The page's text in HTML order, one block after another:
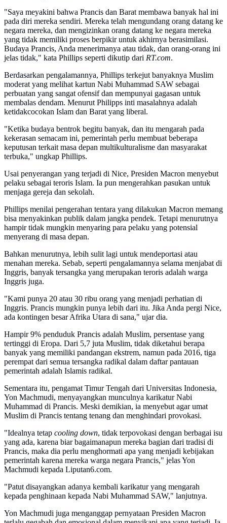
"Saya meyakini bahwa Prancis dan Barat membawa banyak hal ini
pada diri mereka sendiri. Mereka telah mengundang orang datang ke
negara mereka, dan mengizinkan orang datang ke negara mereka
yang tidak memiliki proses berpikir untuk akhirnya berasimilasi.
Budaya Prancis, Anda menerimanya atau tidak, dan orang-orang ini
jelas tidak," kata Phillips seperti dikutip dari RT.com.
Berdasarkan pengalamannya, Phillips terkejut banyaknya Muslim
moderat yang melihat kartun Nabi Muhammad SAW sebagai
perbuatan yang sangat ofensif dan mempunyai gagasan untuk
membalas dendam. Menurut Philipps inti masalahnya adalah
ketidakcocokan Islam dan Barat yang liberal.
"Ketika budaya bentrok begitu banyak, dan itu mengarah pada
kekerasan semacam ini, pemerintah perlu membuat beberapa
keputusan terkait masa depan multikulturalisme dan masyarakat
terbuka," ungkap Phillips.
Usai penyerangan yang terjadi di Nice, Presiden Macron menyebut
pelaku sebagai teroris Islam. Ia pun mengerahkan pasukan untuk
menjaga gereja dan sekolah.
Phillips menilai pengerahan tentara yang dilakukan Macron memang
bisa menyakinkan publik dalam jangka pendek. Tetapi menurutnya
hampir tidak mungkin menyaring para pelaku yang potensial
menyerang di masa depan.
Bahkan menurutnya, lebih sulit lagi untuk mendeportasi atau
menahan mereka. Sebab, seperti pengalamannya selama menjabat di
Inggris, banyak tersangka yang merupakan teroris adalah warga
Inggris juga.
"Kami punya 20 atau 30 ribu orang yang menjadi perhatian di
Inggris. Prancis mungkin punya lebih dari itu. Jika Anda pergi Nice,
ada kontingen besar Afrika Utara di sana," ujar dia.
Hampir 9% penduduk Prancis adalah Muslim, persentase yang
tertinggi di Eropa. Dari 5,7 juta Muslim, tidak diketahui berapa
banyak yang memiliki pandangan ekstrem, namun pada 2016, tiga
perempat dari semua tersangka radikal dalam daftar pantauan
pemerintah adalah Islamis radikal.
Sementara itu, pengamat Timur Tengah dari Universitas Indonesia,
Yon Machmudi, menyayangkan munculnya karikatur Nabi
Muhammad di Prancis. Meski demikian, ia menyebut agar umat
Muslim di Prancis tentang tenang dan menghindari provokasi.
"Idealnya tetap cooling down, tidak terpovokasi dengan berbagai isu
yang ada, karena biar bagaimanapun mereka bagian dari tradisi di
Prancis, maka dia perlu menghormati apa yang menjadi kebijakan
pemerintah karena mereka warga negara Prancis," jelas Yon
Machmudi kepada Liputan6.com.
"Patut disayangkan adanya kembali karikatur yang mengarah
kepada penghinaan kepada Nabi Muhammad SAW," lanjutnya.
Yon Machmudi juga menganggap pernyataan Presiden Macron